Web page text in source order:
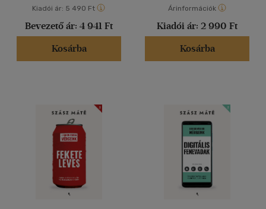
Kiadói ár: 5 490 Ft
Bevezető ár: 4 941 Ft
Kosárba
Árinformációk
Kiadói ár: 2 990 Ft
Kosárba